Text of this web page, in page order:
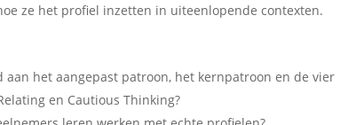
ze het profiel inzetten in uiteenlopende contexten.
aan het aangepast patroon, het kernpatroon en de vier
en Cautious Thinking?